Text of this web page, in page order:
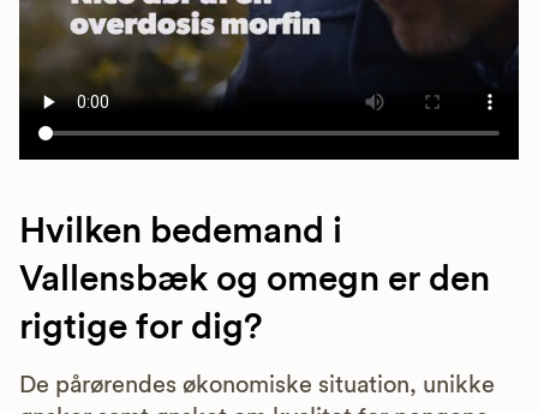
Hvilken bedemand i
Vallensbæk og omegn er den
rigtige for dig?
De pårørendes økonomiske situation, unikke